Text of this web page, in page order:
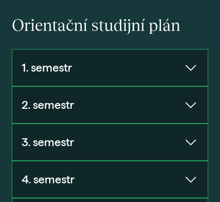
Orientační studijní plán
1. semestr
Úvod do studia
Úvod do studia psychologie
2. semestr
Psychologie osobnosti
Vývojová psychologie
3. semestr
Pedagogická psychologie
4. semestr